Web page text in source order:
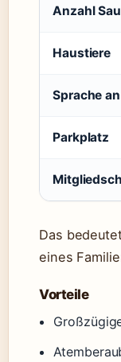
Anzahl
Haustiere
Sprache
Parkplatz
Das
eines
Vorteile